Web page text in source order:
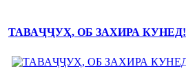
ТАВАҶҶУҲ, ОБ ЗАХИРА КУНЕД!